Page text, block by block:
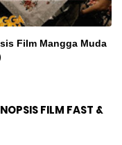
Film Mangga Muda
FILM FAST &